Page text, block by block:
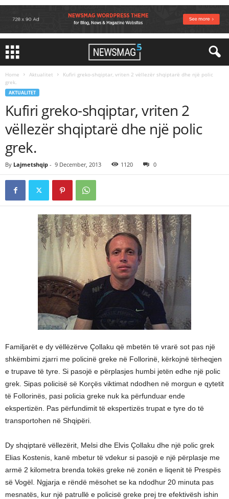
Home Aktualitet
Kufiri greko-shqiptar, vriten 2 vëllezër shqiptarë dhe një polic
grek.
AKTUALITET
Kufiri greko-shqiptar, vriten 2
vëllezër shqiptarë dhe një polic
grek.
By Lajmetshqip - 9 December, 2013 1120 0
Familjarët e dy vëllëzërve Çollaku që mbetën të vrarë sot pas një
shkëmbimi zjarri me policinë greke në Follorinë, kërkojnë tërheqjen
e trupave të tyre. Si pasojë e përplasjes humbi jetën edhe një polic
grek. Sipas policisë së Korçës viktimat ndodhen në morgun e qytetit
të Follorinës, pasi policia greke nuk ka përfunduar ende
ekspertizën. Pas përfundimit të ekspertizës trupat e tyre do të
transportohen në Shqipëri.
Dy shqiptarë vëllezërit, Melsi dhe Elvis Çollaku dhe një polic grek
Elias Kostenis, kanë mbetur të vdekur si pasojë e një përplasje me
armë 2 kilometra brenda tokës greke në zonën e liqenit të Prespës
së Vogël. Ngjarja e rëndë mësohet se ka ndodhur 20 minuta pas
mesnatës, kur një patrullë e policisë greke prej tre efektivësh ishin